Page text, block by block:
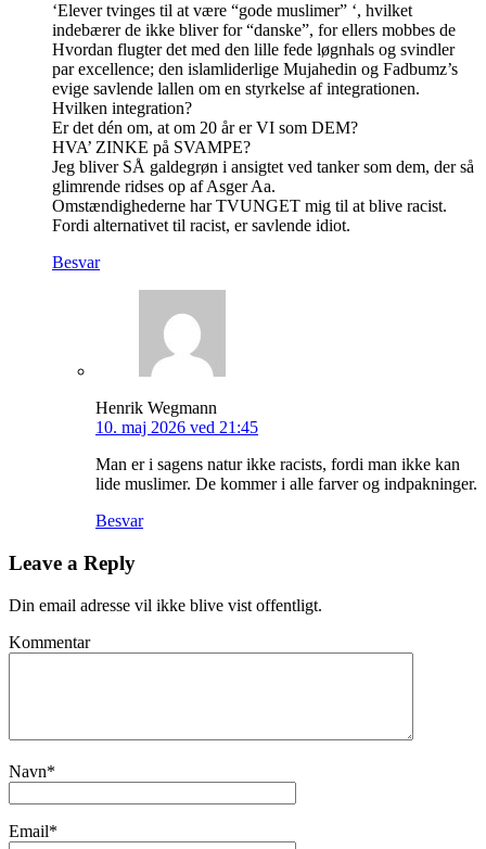
‘Elever tvinges til at være “gode muslimer” ‘, hvilket
indebærer de ikke bliver for “danske”, for ellers mobbes de
Hvordan flugter det med den lille fede løgnhals og svindler
par excellence; den islamliderlige Mujahedin og Fadbumz’s
evige savlende lallen om en styrkelse af integrationen.
Hvilken integration?
Er det dén om, at om 20 år er VI som DEM?
HVA’ ZINKE på SVAMPE?
Jeg bliver SÅ galdegrøn i ansigtet ved tanker som dem, der så
glimrende ridses op af Asger Aa.
Omstændighederne har TVUNGET mig til at blive racist.
Fordi alternativet til racist, er savlende idiot.
Besvar
Henrik Wegmann
10. maj 2026 ved 21:45
Man er i sagens natur ikke racists, fordi man ikke kan
lide muslimer. De kommer i alle farver og indpakninger.
Besvar
Leave a Reply
Din email adresse vil ikke blive vist offentligt.
Kommentar
Navn*
Email*